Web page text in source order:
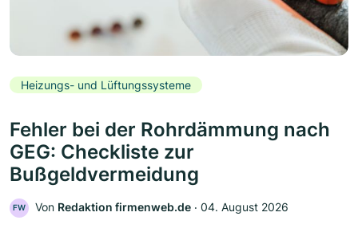
Heizungs- und Lüftungssysteme
Fehler bei der Rohrdämmung nach
GEG: Checkliste zur
Bußgeldvermeidung
FW Von Redaktion firmenweb.de ‧ 04. August 2026